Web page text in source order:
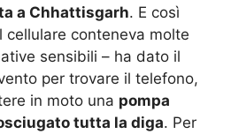
a Chhattisgarh. E così
cellulare conteneva molte
sensibili – ha dato il
per trovare il telefono,
in moto una pompa
tutta la diga. Per